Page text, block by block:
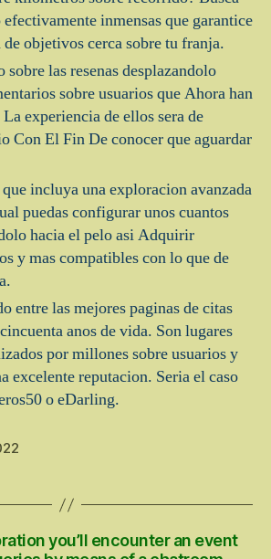
inmensas que garantice
objetivos cerca sobre tu franja.
sobre las resenas desplazandolo
sobre usuarios que Ahora han
experiencia de ellos sera de
Con El Fin De conocer que aguardar
incluya una exploracion avanzada
puedas configurar unos cuantos
hacia el pelo asi Adquirir
y mas compatibles con lo que de
entre las mejores paginas de citas
anos de vida. Son lugares
por millones sobre usuarios y
excelente reputacion. Seri­a el caso
o eDarling.
you’ll encounter an event